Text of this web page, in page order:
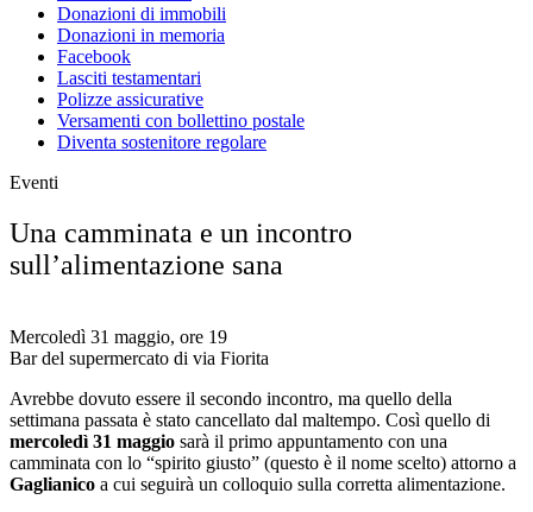
Donazioni di immobili
Donazioni in memoria
Facebook
Lasciti testamentari
Polizze assicurative
Versamenti con bollettino postale
Diventa sostenitore regolare
Eventi
Una camminata e un incontro
sull’alimentazione sana
Mercoledì 31 maggio, ore 19
Bar del supermercato di via Fiorita
Avrebbe dovuto essere il secondo incontro, ma quello della
settimana passata è stato cancellato dal maltempo. Così quello di
mercoledì 31 maggio sarà il primo appuntamento con una
camminata con lo “spirito giusto” (questo è il nome scelto) attorno a
Gaglianico a cui seguirà un colloquio sulla corretta alimentazione.